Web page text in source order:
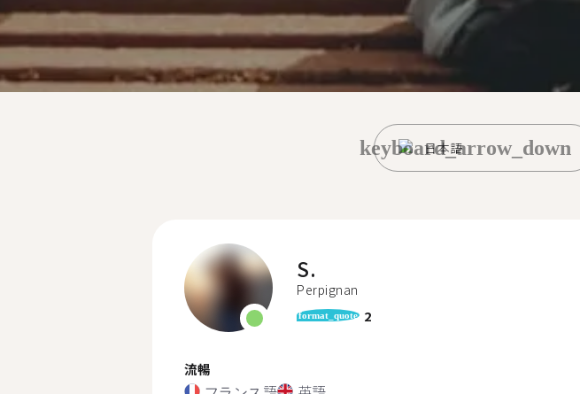
日本語
keyboard_arrow_down
S.
Perpignan
format_quote 2
流暢